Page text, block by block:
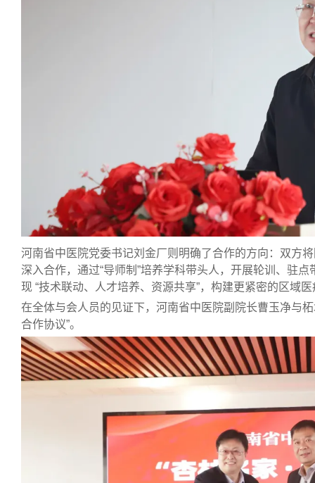
河南省中医院党委书记刘金厂则明确了合作的方向：双方
深入合作，通过“导师制”培养学科带头人， 开展轮训、驻点
现 “技术联动、人才培养、资源共享”，构建更紧密的区域
在全体与会人员的见证下，河南省中医院副院长曹玉净与
合作协议”。